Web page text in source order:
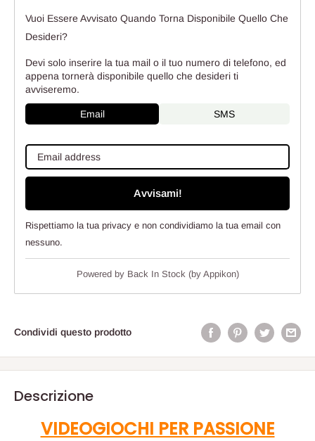
Vuoi Essere Avvisato Quando Torna Disponibile Quello Che
Desideri?
Devi solo inserire la tua mail o il tuo numero di telefono, ed
appena tornerà disponibile quello che desideri ti
avviseremo.
Email SMS
Avvisami!
Rispettiamo la tua privacy e non condividiamo la tua email con
nessuno.
Powered by Back In Stock (by Appikon)
Condividi questo prodotto
Descrizione
VIDEOGIOCHI PER PASSIONE